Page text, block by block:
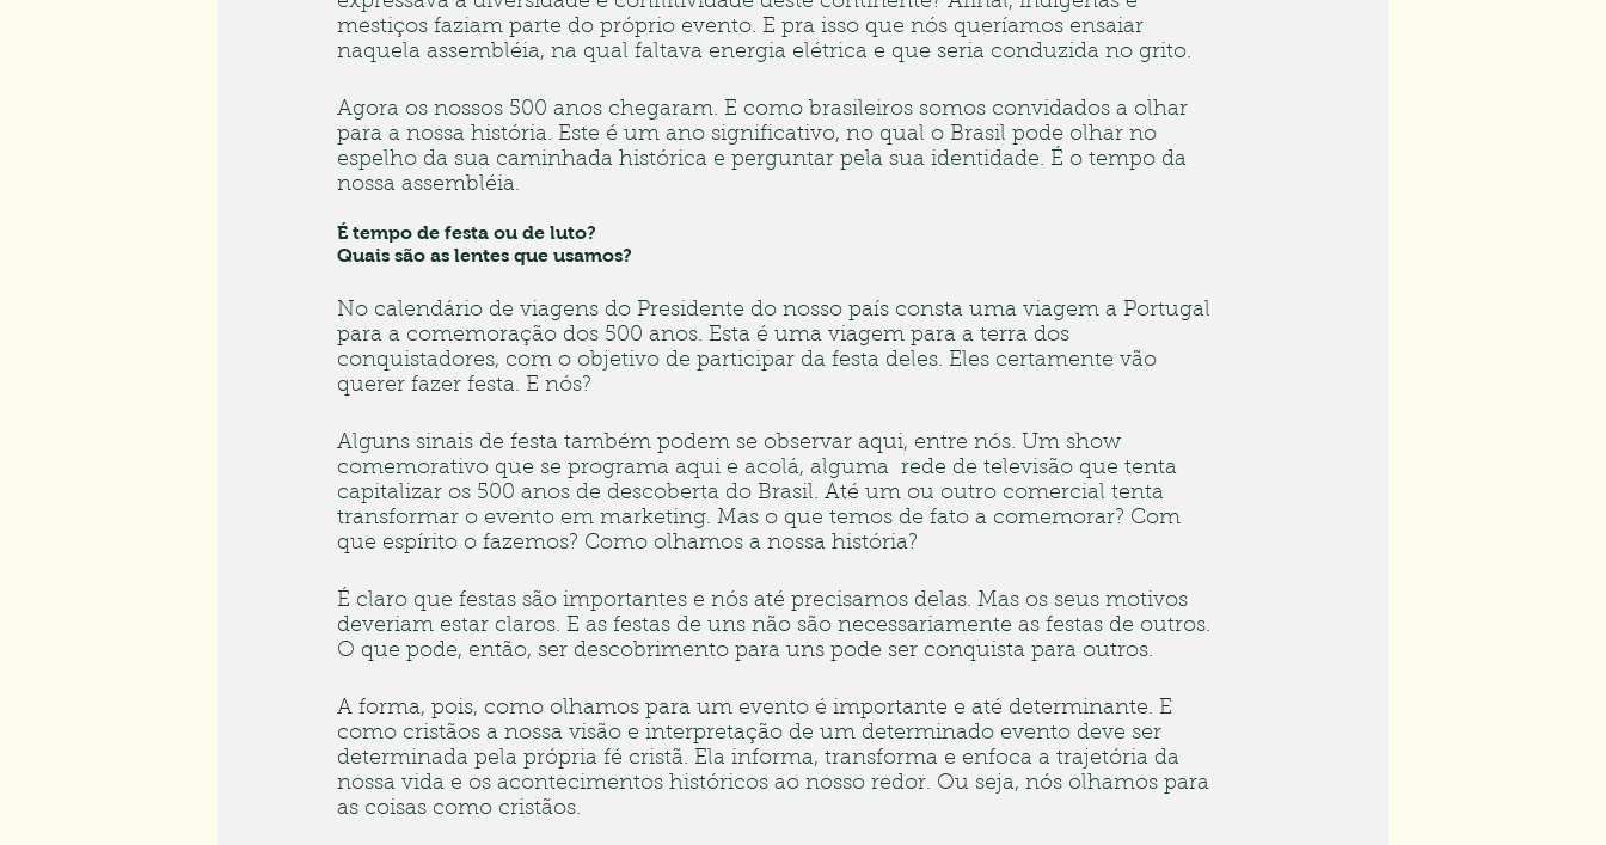
mestiços faziam parte do próprio evento. E pra isso que nós queríamos ensaiar
naquela assembléia, na qual faltava energia elétrica e que seria conduzida no grito.
Agora os nossos 500 anos chegaram. E como brasileiros somos convidados a olhar
para a nossa história. Este é um ano significativo, no qual o Brasil pode olhar no
espelho da sua caminhada histórica e perguntar pela sua identidade. É o tempo da
nossa assembléia.
É tempo de festa ou de luto?
Quais são as lentes que usamos?
No calendário de viagens do Presidente do nosso país consta uma viagem a Portugal
para a comemoração dos 500 anos. Esta é uma viagem para a terra dos
conquistadores, com o objetivo de participar da festa deles. Eles certamente vão
querer fazer festa. E nós?
Alguns sinais de festa também podem se observar aqui, entre nós. Um show
comemorativo que se programa aqui e acolá, alguma  rede de televisão que tenta
capitalizar os 500 anos de descoberta do Brasil. Até um ou outro comercial tenta
transformar o evento em marketing. Mas o que temos de fato a comemorar? Com
que espírito o fazemos? Como olhamos a nossa história?
É claro que festas são importantes e nós até precisamos delas. Mas os seus motivos
deveriam estar claros. E as festas de uns não são necessariamente as festas de outros.
O que pode, então, ser descobrimento para uns pode ser conquista para outros.
A forma, pois, como olhamos para um evento é importante e até determinante. E
como cristãos a nossa visão e interpretação de um determinado evento deve ser
determinada pela própria fé cristã. Ela informa, transforma e enfoca a trajetória da
nossa vida e os acontecimentos históricos ao nosso redor. Ou seja, nós olhamos para
as coisas como cristãos.